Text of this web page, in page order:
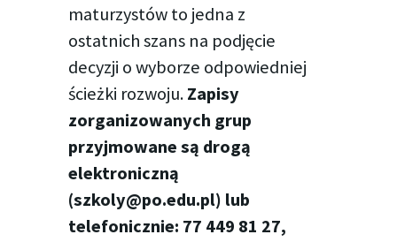
maturzystów to jedna z
ostatnich szans na podjęcie
decyzji o wyborze odpowiedniej
ścieżki rozwoju.Zapisy
zorganizowanych grup
przyjmowane są drogą
elektroniczną
(szkoly@po.edu.pl) lub
telefonicznie: 77 449 81 27,